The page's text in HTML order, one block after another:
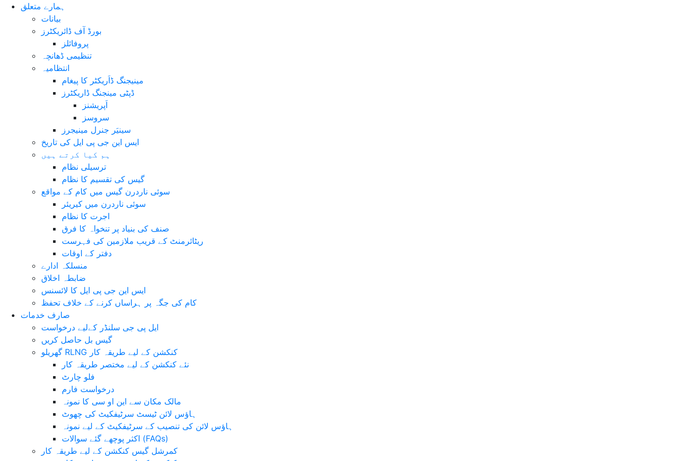
ہمارے متعلق
بیانات
بورڈ آف ڈائریکٹرز
پروفائلز
تنظیمی ڈھانچہ
انتظامیہ
مینیجنگ ڈاَریکٹر کا پیغام
ڈپٹی مینجنگ ڈاریکٹرز
اَپریشنز
سروسز
سینیَر جنرل مینیجرز
ایس این جی پی ایل کی تاریخ
ہم کیا کرتے ہیں
ترسیلی نظام
گیس کی تقسیم کا نظام
سوئی ناردرن گیس میں کام کے مواقع
سوئی ناردرن میں کیریئر
اجرت کا نظام
صنف کی بنیاد پر تنخواہ کا فرق
ریٹائرمنٹ کے قریب ملازمین کی فہرست
دفتر کے اوقات
منسلکہ ادارے
ضابطہ اخلاق
ایس این جی پی ایل کا لائسنس
کام کی جگہ پر ہراساں کرنے کے خلاف تحفظ
صارف خدمات
ایل پی جی سلنڈر کےلیے درخواست
گیس بل حاصل کریں
گھریلو RLNG کنکشن کے لیے طریقہ کار
نئے کنکشن کے لیے مختصر طریقہ کار
فلو چارٹ
درخواست فارم
مالک مکان سے این او سی کا نمونہ
ہاؤس لائن ٹیسٹ سرٹیفکیٹ کی چھوٹ
ہاؤس لائن کی تنصیب کے سرٹیفکیٹ کے لیے نمونہ
اکثر پوچھے گئے سوالات (FAQs)
کمرشل گیس کنکشن کے لیے طریقہ کار